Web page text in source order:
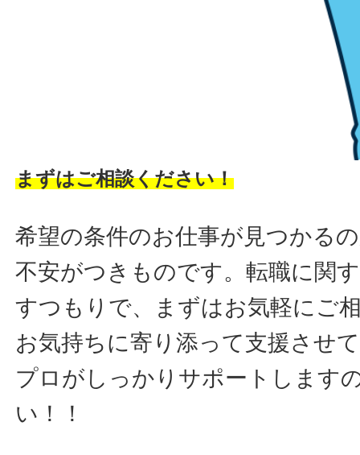
まずはご相談ください！
希望の条件のお仕事が見つかる
不安がつきものです。転職に関
すつもりで、まずはお気軽にご
お気持ちに寄り添って支援させ
プロがしっかりサポートします
い！！